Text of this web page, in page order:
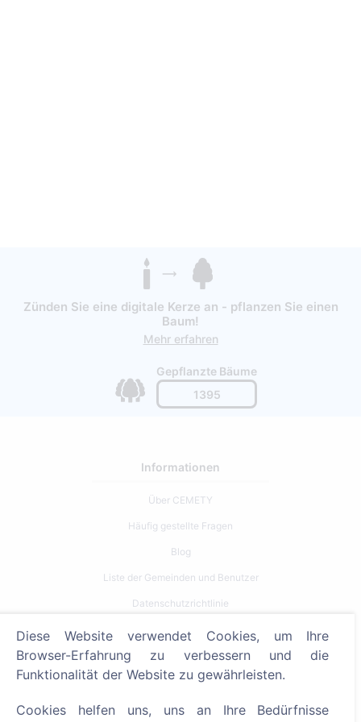
Zünden Sie eine digitale Kerze an - pflanzen Sie einen
Baum!
Mehr erfahren
Gepflanzte Bäume
1395
Informationen
Über CEMETY
Häufig gestellte Fragen
Blog
Liste der Gemeinden und Benutzer
Datenschutzrichtlinie
Zahlungsverfahren
Cookie-Einstellungen
Diese Website verwendet Cookies, um Ihre
Browser-Erfahrung zu verbessern und die
Funktionalität der Website zu gewährleisten.
Cookies helfen uns, uns an Ihre Bedürfnisse